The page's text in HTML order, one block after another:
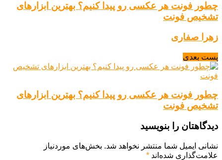
چطور فونت هر عکسی رو پیدا کنیم؟ بهترین ابزارهای
تشخیص فونت
زهرا صفاری
پست بعدی
چطور فونت هر عکسی رو پیدا کنیم؟ بهترین ابزارهای
تشخیص فونت
دیدگاهتان را بنویسید
نشانی ایمیل شما منتشر نخواهد شد. بخش‌های موردنیاز
علامت‌گذاری شده‌اند *